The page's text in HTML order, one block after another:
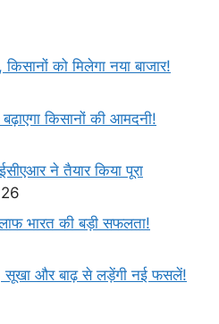
को मिलेगा नया बाजार!
किसानों की आमदनी!
ने तैयार किया पूरा
भारत की बड़ी सफलता!
सूखा और बाढ़ से लड़ेंगी नई फसलें!